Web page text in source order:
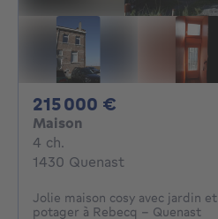
215 000 €
Maison
4 ch.
1430 Quenast
Jolie maison cosy avec jardin et
potager à Rebecq - Quenast